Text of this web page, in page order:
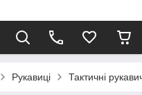
Рукавиці Тактичні